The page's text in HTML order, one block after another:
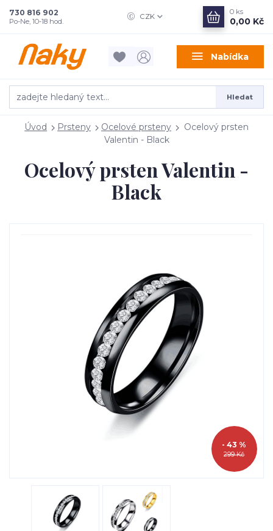
Nabídka
CZK
Hledat
730 816 902
Po-Ne, 10-18 hod.
0 ks
0,00 Kč
Úvod Prsteny Ocelové prsteny
Ocelový prsten
Valentin - Black
Ocelový prsten Valentin -
Black
299 Kč
- 43 %